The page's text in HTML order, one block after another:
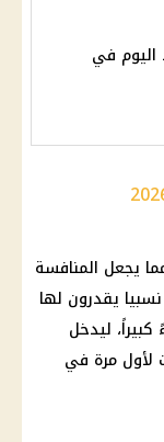
اليوم في
يجعل المنافسة
يقدرون لها
ليدخل
لأول مرة في